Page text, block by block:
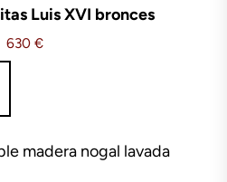
Luis XVI bronces
630 €